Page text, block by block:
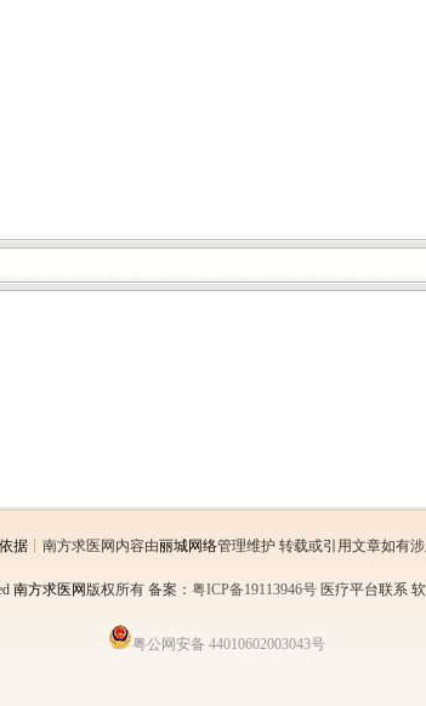
据┊南方求医网内容由丽城网络管理维护 转载或引用文章如有
南方求医网 版权所有 备案： 粤ICP备19113946号 医疗平台联系
粤公网安备 44010602003043号